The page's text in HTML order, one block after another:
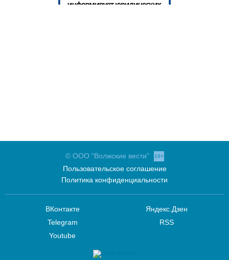
© ООО "Волжские вести" 16+
Пользовательское соглашение
Политика конфиденциальности
ВКонтакте
Telegram
Youtube
Яндекс.Дзен
RSS